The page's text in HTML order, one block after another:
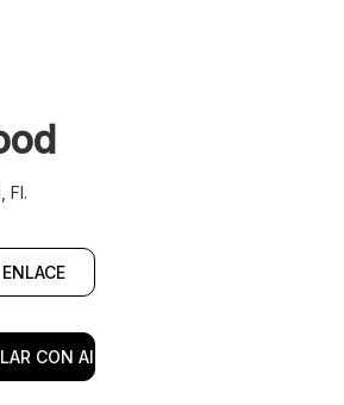
Fl.
ENLACE
CON AI